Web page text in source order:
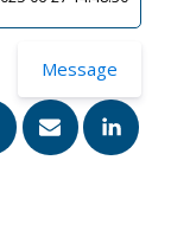
Message